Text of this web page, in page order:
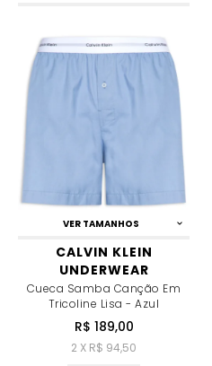
VER TAMANHOS
CALVIN KLEIN
UNDERWEAR
Cueca Samba Canção Em
Tricoline Lisa - Azul
R$ 189,00
2 X R$ 94,50